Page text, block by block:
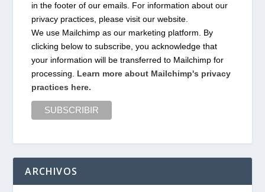
in the footer of our emails. For information about our
privacy practices, please visit our website.
We use Mailchimp as our marketing platform. By
clicking below to subscribe, you acknowledge that
your information will be transferred to Mailchimp for
processing. Learn more about Mailchimp's privacy
practices here.
ARCHIVOS